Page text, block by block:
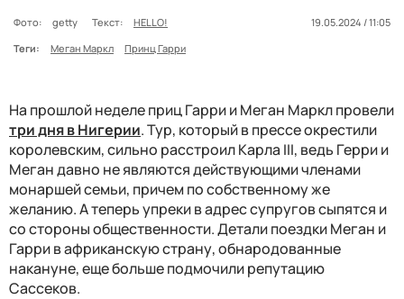
Фото: getty Текст: HELLO!
19.05.2024 / 11:05
Теги:
Меган Маркл Принц Гарри
На прошлой неделе приц Гарри и Меган Маркл провели
три дня в Нигерии. Тур, который в прессе окрестили
королевским, сильно расстроил Карла III, ведь Герри и
Меган давно не являются действующими членами
монаршей семьи, причем по собственному же
желанию. А теперь упреки в адрес супругов сыпятся и
со стороны общественности. Детали поездки Меган и
Гарри в африканскую страну, обнародованные
накануне, еще больше подмочили репутацию
Сассеков.